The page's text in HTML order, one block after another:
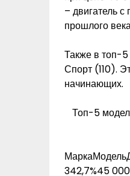
– двигатель
прошлого
Также в топ-5
Спорт (110).
начинающих.
Топ-5
342,7%45